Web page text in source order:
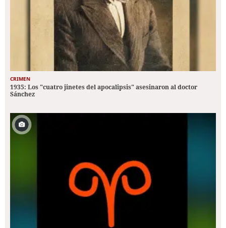
CRIMEN
1935: Los "cuatro jinetes del apocalipsis" asesinaron al doctor
Sánchez